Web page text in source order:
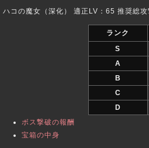
ハコの魔女（深化） 適正LV：65 推奨総
ランク
S
A
B
C
D
ボス撃破の報酬
宝箱の中身